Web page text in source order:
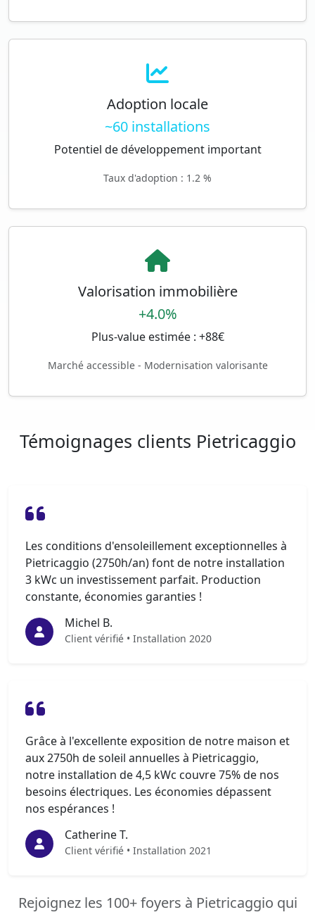
Adoption locale
~60 installations
Potentiel de développement important
Taux d'adoption : 1.2 %
Valorisation immobilière
+4.0%
Plus-value estimée : +88€
Marché accessible - Modernisation valorisante
Témoignages clients Pietricaggio
Les conditions d'ensoleillement exceptionnelles à
Pietricaggio (2750h/an) font de notre installation
3 kWc un investissement parfait. Production
constante, économies garanties !
Michel B.
Client vérifié • Installation 2020
Grâce à l'excellente exposition de notre maison et
aux 2750h de soleil annuelles à Pietricaggio,
notre installation de 4,5 kWc couvre 75% de nos
besoins électriques. Les économies dépassent
nos espérances !
Catherine T.
Client vérifié • Installation 2021
Rejoignez les 100+ foyers à Pietricaggio qui